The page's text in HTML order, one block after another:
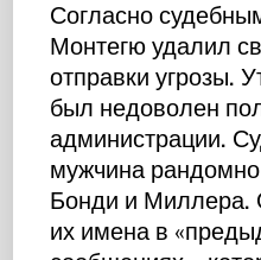
Согласно
Монтегю удалил
отправки угрозы.
был недоволен
администрации.
мужчина
Бонди и Миллера.
их имена в